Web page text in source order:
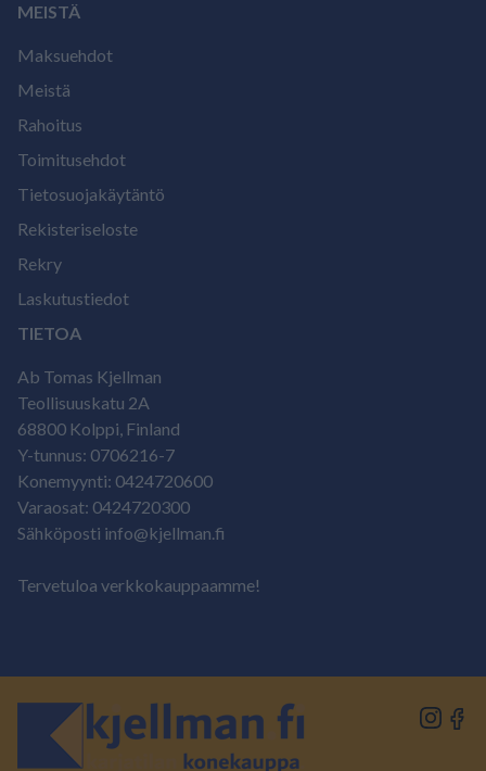
MEISTÄ
Maksuehdot
Meistä
Rahoitus
Toimitusehdot
Tietosuojakäytäntö
Rekisteriseloste
Rekry
Laskutustiedot
TIETOA
Ab Tomas Kjellman
Teollisuuskatu 2A
68800 Kolppi, Finland
Y-tunnus: 0706216-7
Konemyynti: 0424720600
Varaosat: 0424720300
Sähköposti info@kjellman.fi
Tervetuloa verkkokauppaamme!